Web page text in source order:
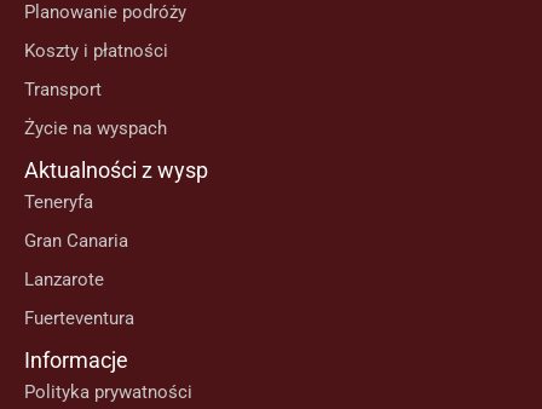
Planowanie podróży
Koszty i płatności
Transport
Życie na wyspach
Aktualności z wysp
Teneryfa
Gran Canaria
Lanzarote
Fuerteventura
Informacje
Polityka prywatności